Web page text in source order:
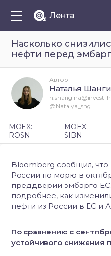
Лента
Насколько
нефти перед
Bloomberg сообщил, что
России по морю в
преддверии эмбарго
подробнее, как
нефти из России в ЕС и
По сравнению с
устойчивого снижения
Автор
Наталья
n.shangina@invest-
@Natalya_shg
MOEX:
ROSN
MOEX:
SIBN